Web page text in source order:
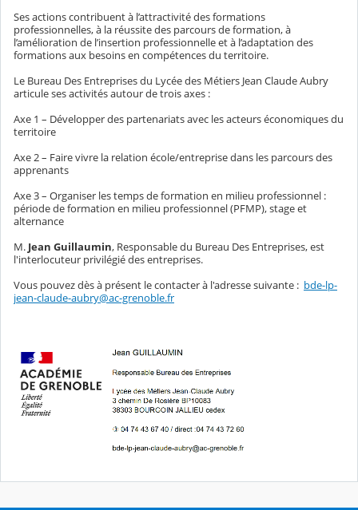
Ses actions contribuent à l’attractivité des formations
professionnelles, à la réussite des parcours de formation, à
l’amélioration de l’insertion professionnelle et à l’adaptation des
formations aux besoins en compétences du territoire.
Le Bureau Des Entreprises du Lycée des Métiers Jean Claude Aubry
articule ses activités autour de trois axes :
Axe 1 – Développer des partenariats avec les acteurs économiques du
territoire
Axe 2 – Faire vivre la relation école/entreprise dans les parcours des
apprenants
Axe 3 – Organiser les temps de formation en milieu professionnel :
période de formation en milieu professionnel (PFMP), stage et
alternance
M. Jean Guillaumin, Responsable du Bureau Des Entreprises, est
l'interlocuteur privilégié des entreprises.
Vous pouvez dès à présent le contacter à l'adresse suivante : bde-lp-
jean-claude-aubry@ac-grenoble.fr